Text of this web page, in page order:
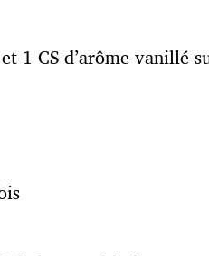
1 CS d’arôme vanillé